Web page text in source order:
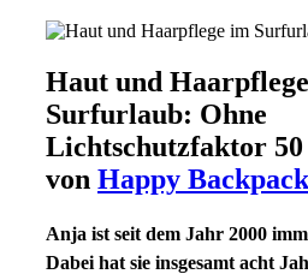
Haut und
Surfurlaub: Ohne
Lichtschutzfaktor
von Happy
Anja ist seit dem Jahr 2000
Dabei hat sie insgesamt acht